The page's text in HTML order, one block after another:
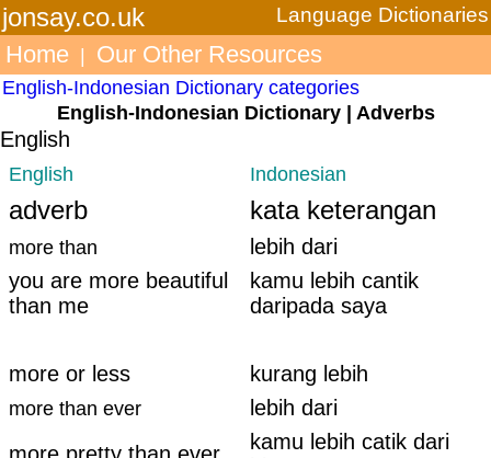
jonsay.co.uk Language Dictionaries
Home Our Other Resources
English-Indonesian Dictionary categories
English-Indonesian Dictionary | Adverbs
English
English Indonesian
adverb kata keterangan
more than
lebih dari
you are more beautiful
than me
kamu lebih cantik
daripada saya
more or less kurang lebih
more than ever
lebih dari
kamu lebih catik dari